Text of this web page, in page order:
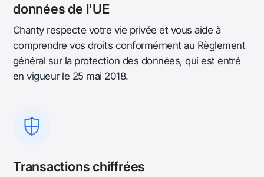
données de l'UE
Chanty respecte votre vie privée et vous aide à
comprendre vos droits conformément au Règlement
général sur la protection des données, qui est entré
en vigueur le 25 mai 2018.
Transactions chiffrées